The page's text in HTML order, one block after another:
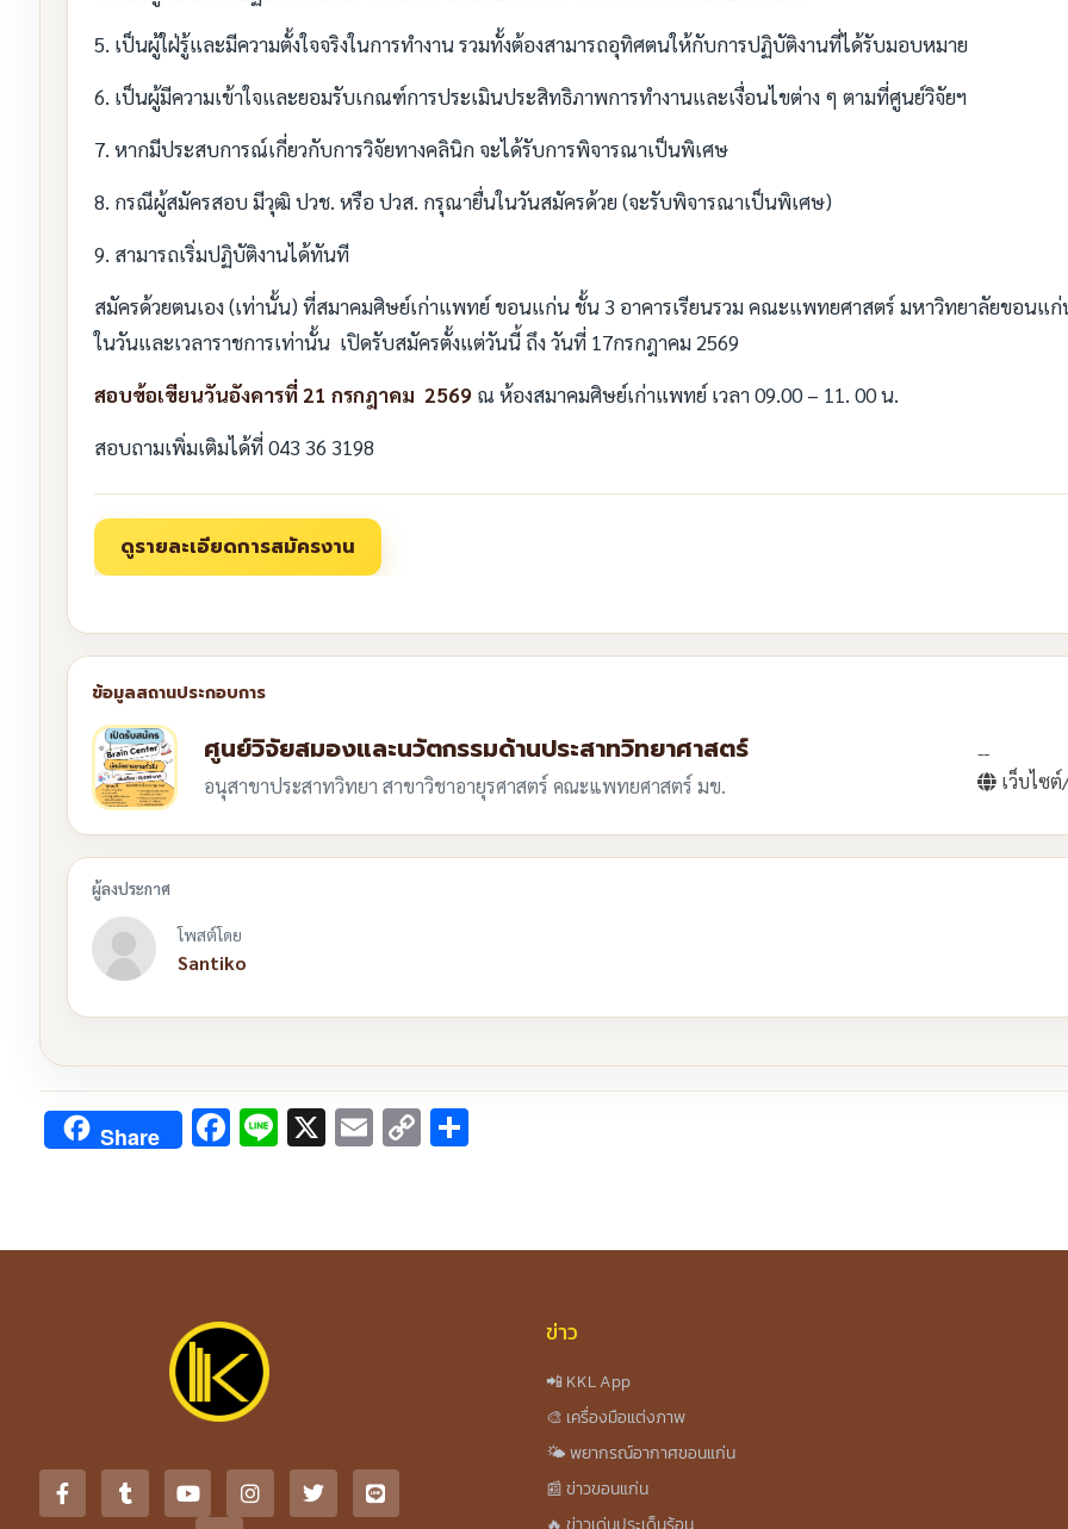
5. เป็นผู้ใฝ่รู้และมีความตั้งใจจริงในการทำงาน รวมทั้งต้องสามารถอุทิศตนให้กับการปฏิบัติงานที่ได้รับมอบหมาย
6. เป็นผู้มีความเข้าใจและยอมรับเกณฑ์การประเมินประสิทธิภาพการทำงานและเงื่อนไขต่าง ๆ ตามที่ศูนย์วิจัยฯ
7. หากมีประสบการณ์เกี่ยวกับการวิจัยทางคลินิก จะได้รับการพิจารณาเป็นพิเศษ
8. กรณีผู้สมัครสอบ มีวุฒิ ปวช. หรือ ปวส. กรุณายื่นในวันสมัครด้วย (จะรับพิจารณาเป็นพิเศษ)
9. สามารถเริ่มปฏิบัติงานได้ทันที
สมัครด้วยตนเอง (เท่านั้น) ที่สมาคมศิษย์เก่าแพทย์ ขอนแก่น ชั้น 3 อาคารเรียนรวม คณะแพทยศาสตร์ มหาวิทยาลัยขอนแ
ในวันและเวลาราชการเท่านั้น เปิดรับสมัครตั้งแต่วันนี้ ถึง วันที่ 17กรกฎาคม 2569
สอบข้อเขียนวันอังคารที่ 21 กรกฎาคม 2569 ณ ห้องสมาคมศิษย์เก่าแพทย์ เวลา 09.00 – 11. 00 น.
สอบถามเพิ่มเติมได้ที่ 043 36 3198
ศูนย์วิจัยสมองและนวัตกรรมด้านประสาทวิทยาศาสตร์
อนุสาขาประสาทวิทยา สาขาวิชาอายุรศาสตร์ คณะแพทยศาสตร์ มข.
--
เว็บไซต์
โพสต์โดย
Santiko
Share Facebook
Line
X Email
Copy
ข่าว
📲 KKL App
🎨 เครื่องมือแต่งภาพ
🌤️ พยากรณ์อากาศขอนแก่น
📰 ข่าวขอนแก่น